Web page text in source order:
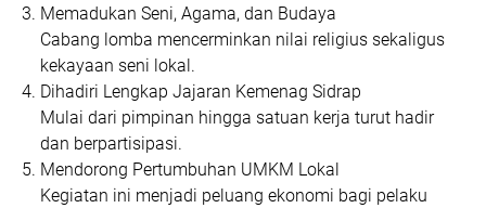
Memadukan Seni, Agama, dan Budaya
Cabang lomba mencerminkan nilai religius sekaligus
kekayaan seni lokal.
Dihadiri Lengkap Jajaran Kemenag Sidrap
Mulai dari pimpinan hingga satuan kerja turut hadir
dan berpartisipasi.
Mendorong Pertumbuhan UMKM Lokal
Kegiatan ini menjadi peluang ekonomi bagi pelaku